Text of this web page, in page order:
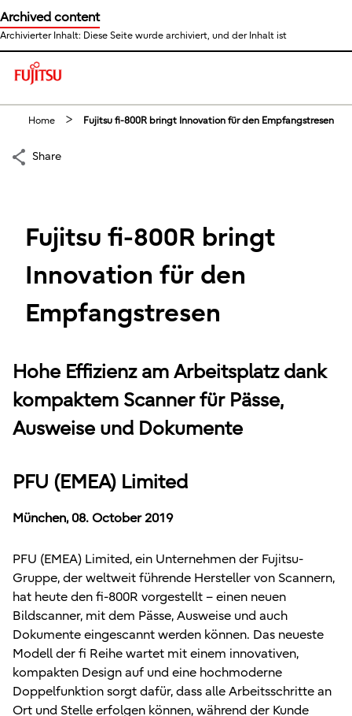
Archived content
Archivierter Inhalt: Diese Seite wurde archiviert, und der Inhalt ist
This is a skip link click here to skip to main contents
Home Fujitsu fi-800R bringt Innovation für den Empfangstresen
Share
Fujitsu fi-800R bringt
Innovation für den
Empfangstresen
Hohe Effizienz am Arbeitsplatz dank
kompaktem Scanner für Pässe,
Ausweise und Dokumente
PFU (EMEA) Limited
München, 08. October 2019
PFU (EMEA) Limited, ein Unternehmen der Fujitsu-
Gruppe, der weltweit führende Hersteller von Scannern,
hat heute den fi-800R vorgestellt – einen neuen
Bildscanner, mit dem Pässe, Ausweise und auch
Dokumente eingescannt werden können. Das neueste
Modell der fi Reihe wartet mit einem innovativen,
kompakten Design auf und eine hochmoderne
Doppelfunktion sorgt dafür, dass alle Arbeitsschritte an
Ort und Stelle erfolgen können, während der Kunde